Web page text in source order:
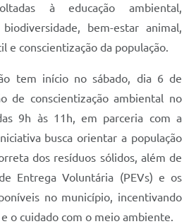
à educação ambiental,
bem-estar animal,
e conscientização da população.
tem início no sábado, dia 6 de
de conscientização ambiental no
9h às 11h, em parceria com a
busca orientar a população
dos resíduos sólidos, além de
Entrega Voluntária (PEVs) e os
no município, incentivando
o cuidado com o meio ambiente.